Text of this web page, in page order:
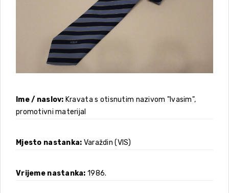
Ime / naslov Kravata s otisnutim nazivom "Ivasim",
promotivni materijal
Mjesto nastanka Varaždin (VIS)
Vrijeme nastanka 1986.